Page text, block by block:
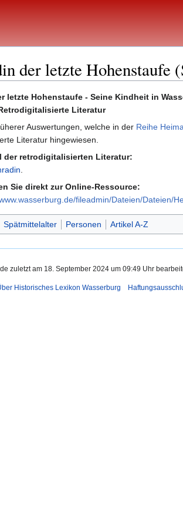
der letzte Hohenstaufe
letzte Hohenstaufe - Seine Kindheit in
Literatur
Auswertungen, welche in der Reihe
Literatur hingewiesen.
der retrodigitalisierten Literatur:
.
Sie direkt zur Online-Ressource:
fileadmin/Dateien/Dateien/
Spätmittelalter Personen Artikel A-Z
zuletzt am 18. September 2024 um 09:49 Uhr
Historisches Lexikon Wasserburg